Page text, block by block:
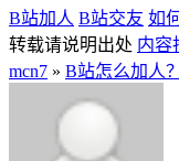
B站加人 B站交友 如
转载请说明出处 内容
mcn7 » B站怎么加人